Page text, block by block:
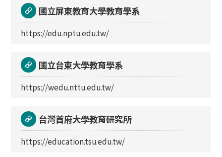
國立屏東教育大學教育學系
https://edu.nptu.edu.tw/
國立台東大學教育學系
https://wedu.nttu.edu.tw/
台灣首府大學教育研究所
https://education.tsu.edu.tw/